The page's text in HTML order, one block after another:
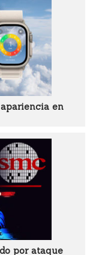
en
por ataque